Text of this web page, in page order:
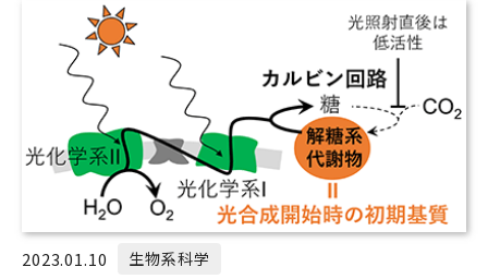
2023.01.10 生物系科学